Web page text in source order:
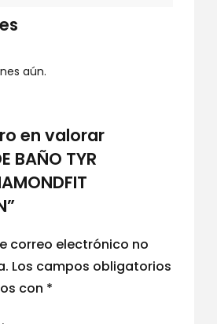
aún.
en valorar
BAÑO TYR
correo electrónico no
Los campos obligatorios
con *